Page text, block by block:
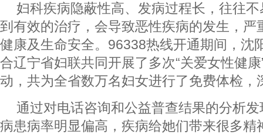
妇科疾病隐蔽性高、发病过程长，往往
到有效的治疗，会导致恶性疾病的发生，严
健康及生命安全。96338热线开通期间，沈
合辽宁省妇联共同开展了多次“关爱女性健
动，共为全省数万名妇女进行了免费体检，
通过对电话咨询和公益普查结果的分析
病患病率明显偏高，疾病给她们带来很多精